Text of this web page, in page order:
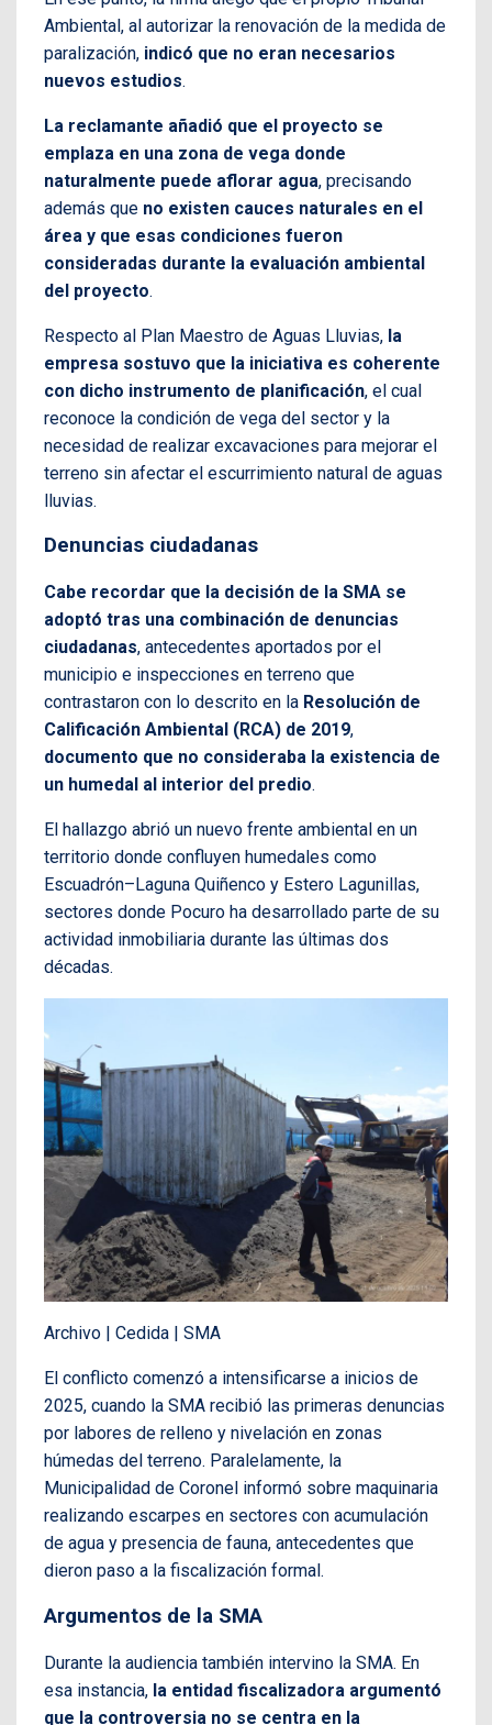
Ambiental, al autorizar la renovación de la medida de
paralización, indicó que no eran necesarios
nuevos estudios.
La reclamante añadió que el proyecto se
emplaza en una zona de vega donde
naturalmente puede aflorar agua, precisando
además que no existen cauces naturales en el
área y que esas condiciones fueron
consideradas durante la evaluación ambiental
del proyecto.
Respecto al Plan Maestro de Aguas Lluvias, la
empresa sostuvo que la iniciativa es coherente
con dicho instrumento de planificación, el cual
reconoce la condición de vega del sector y la
necesidad de realizar excavaciones para mejorar el
terreno sin afectar el escurrimiento natural de aguas
lluvias.
Denuncias ciudadanas
Cabe recordar que la decisión de la SMA se
adoptó tras una combinación de denuncias
ciudadanas, antecedentes aportados por el
municipio e inspecciones en terreno que
contrastaron con lo descrito en la Resolución de
Calificación Ambiental (RCA) de 2019,
documento que no consideraba la existencia de
un humedal al interior del predio.
El hallazgo abrió un nuevo frente ambiental en un
territorio donde confluyen humedales como
Escuadrón–Laguna Quiñenco y Estero Lagunillas,
sectores donde Pocuro ha desarrollado parte de su
actividad inmobiliaria durante las últimas dos
décadas.
Archivo | Cedida | SMA
El conflicto comenzó a intensificarse a inicios de
2025, cuando la SMA recibió las primeras denuncias
por labores de relleno y nivelación en zonas
húmedas del terreno. Paralelamente, la
Municipalidad de Coronel informó sobre maquinaria
realizando escarpes en sectores con acumulación
de agua y presencia de fauna, antecedentes que
dieron paso a la fiscalización formal.
Argumentos de la SMA
Durante la audiencia también intervino la SMA. En
esa instancia, la entidad fiscalizadora argumentó
que la controversia no se centra en la